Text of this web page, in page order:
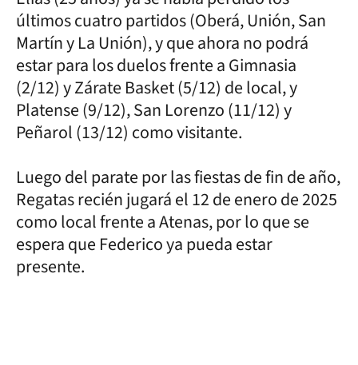
últimos cuatro partidos (Oberá, Unión, San
Martín y La Unión), y que ahora no podrá
estar para los duelos frente a Gimnasia
(2/12) y Zárate Basket (5/12) de local, y
Platense (9/12), San Lorenzo (11/12) y
Peñarol (13/12) como visitante.
Luego del parate por las fiestas de fin de año,
Regatas recién jugará el 12 de enero de 2025
como local frente a Atenas, por lo que se
espera que Federico ya pueda estar
presente.